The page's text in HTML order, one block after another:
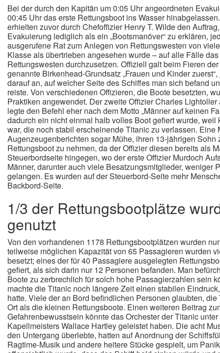
Bei der durch den Kapitän um 0:05 Uhr angeordneten
00:45 Uhr das erste Rettungsboot ins Wasser
erhielten zuvor durch Chefoffizier Henry T. Wilde den
Evakuierung lediglich als ein „Bootsmanöver“ zu erklären,
ausgerufene Rat zum Anlegen von Rettungswesten von
Klasse als übertrieben angesehen wurde – auf alle Fälle
Rettungswesten durchzusetzen. Offiziell galt beim Fieren
genannte Birkenhead-Grundsatz „Frauen und Kinder
darauf an, auf welcher Seite des Schiffes man sich befand
reiste. Von verschiedenen Offizieren, die Boote besetzten,
Praktiken angewendet. Der zweite Offizier Charles
legte den Befehl eher nach dem Motto „Männer auf keinen
dadurch ein nicht einmal halb volles Boot gefiert wurde, weil
war, die noch stabil erscheinende Titanic zu verlassen. Eine
Augenzeugenberichten sogar Mühe, ihren 13-jährigen Sohn
Rettungsboot zu nehmen, da der Offizier diesen bereits als
Steuerbordseite hingegen, wo der erste Offizier Murdoch
Männer, darunter auch viele Besatzungsmitglieder, weniger
gelangen. Es wurden auf der Steuerbord-Seite mehr
Backbord-Seite.
1/3 der Rettungsbootplätze
genutzt
Von den vorhandenen 1178 Rettungsbootplätzen wurden
teilweise möglichen Kapazität von 65 Passagieren wurden
besetzt; eines der für 40 Passagiere ausgelegten
gefiert, als sich darin nur 12 Personen befanden. Man
Boote zu zerbrechlich für solch hohe Passagierzahlen sein
machte die Titanic noch längere Zeit einen stabilen
hatte. Viele der an Bord befindlichen Personen glaubten,
Ort als die kleinen Rettungsboote. Einen weiteren Beitrag
Gefahrenbewusstsein könnte das Orchester der Titanic
Kapellmeisters Wallace Hartley geleistet haben. Die acht
den Untergang überlebte, hatten auf Anordnung der
Ragtime-Musik und andere heitere Stücke gespielt, um